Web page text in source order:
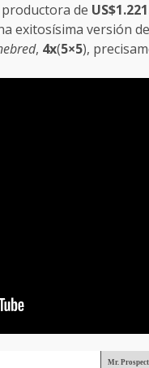
de
exitosísima versión
, 4x(5×5),
Mr.